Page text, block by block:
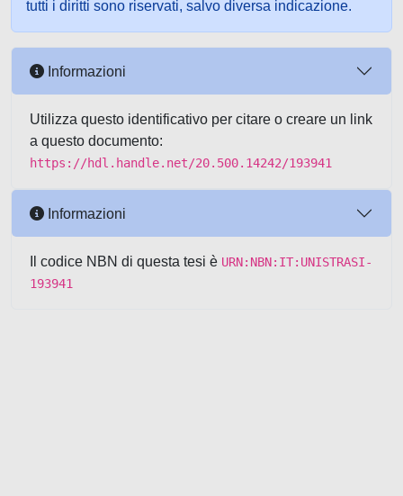
tutti i diritti sono riservati, salvo diversa indicazione.
Informazioni
Utilizza questo identificativo per citare o creare un link
a questo documento:
https://hdl.handle.net/20.500.14242/193941
Informazioni
Il codice NBN di questa tesi è URN:NBN:IT:UNISTRASI-
193941